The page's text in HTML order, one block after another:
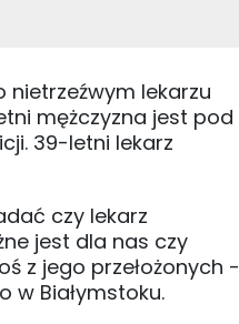
nietrzeźwym lekarzu
mężczyzna jest pod
39-letni lekarz
czy lekarz
jest dla nas czy
z jego przełożonych -
w Białymstoku.